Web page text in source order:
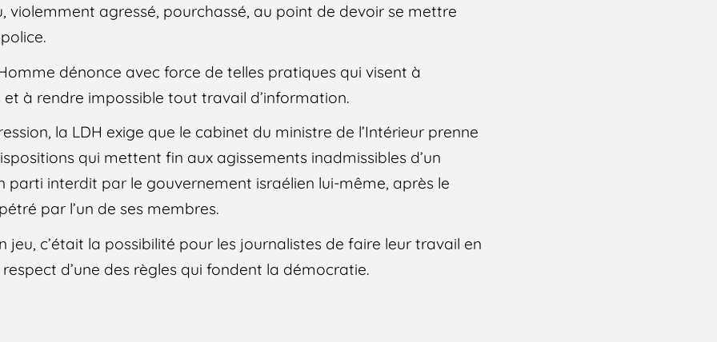
violemment agressé, pourchassé, au point de devoir se mettre
dénonce avec force de telles pratiques qui visent à
à rendre impossible tout travail d’information.
la LDH exige que le cabinet du ministre de l’Intérieur prenne
qui mettent fin aux agissements inadmissibles d’un
parti interdit par le gouvernement israélien lui-même, après le
par l’un de ses membres.
jeu, c’était la possibilité pour les journalistes de faire leur travail en
d’une des règles qui fondent la démocratie.